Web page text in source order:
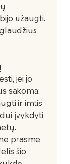
užaugti.
jei jo
sakoma:
ir imtis
įvykdyti
prasme
šio